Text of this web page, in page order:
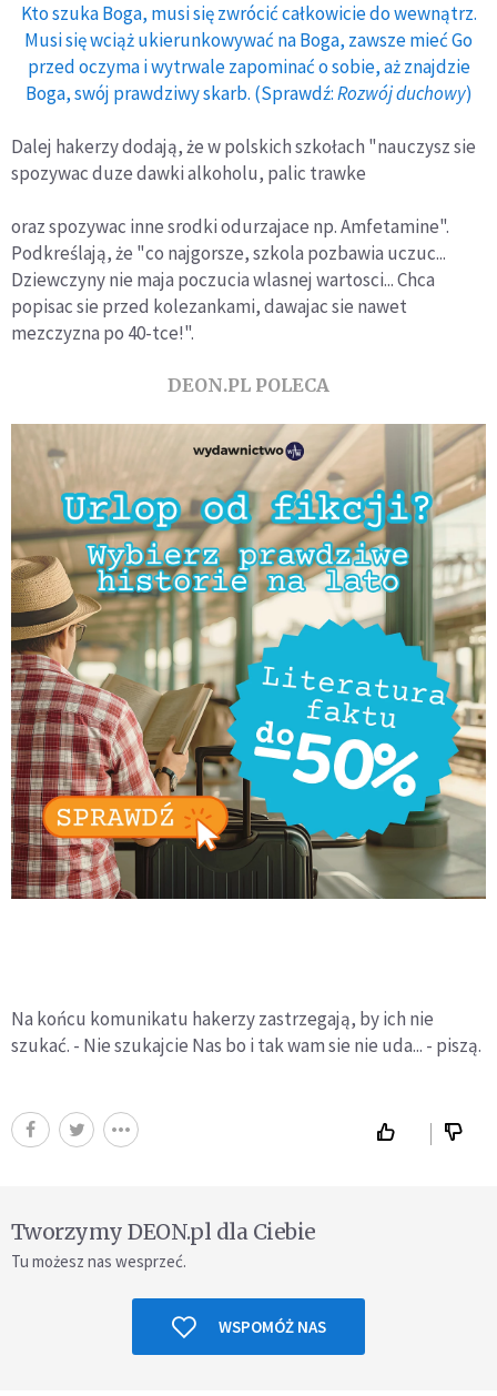
Kto szuka Boga, musi się zwrócić całkowicie do wewnątrz.
Musi się wciąż ukierunkowywać na Boga, zawsze mieć Go
przed oczyma i wytrwale zapominać o sobie, aż znajdzie
Boga, swój prawdziwy skarb. (Sprawdź:Rozwój duchowy)
Dalej hakerzy dodają, że w polskich szkołach "nauczysz sie
spozywac duze dawki alkoholu, palic trawke
oraz spozywac inne srodki odurzajace np. Amfetamine".
Podkreślają, że "co najgorsze, szkola pozbawia uczuc...
Dziewczyny nie maja poczucia wlasnej wartosci... Chca
popisac sie przed kolezankami, dawajac sie nawet
mezczyzna po 40-tce!".
DEON.PL POLECA
Na końcu komunikatu hakerzy zastrzegają, by ich nie
szukać. - Nie szukajcie Nas bo i tak wam sie nie uda... - piszą.
Tworzymy DEON.pl dla Ciebie
Tu możesz nas wesprzeć.
WSPOMÓŻ NAS